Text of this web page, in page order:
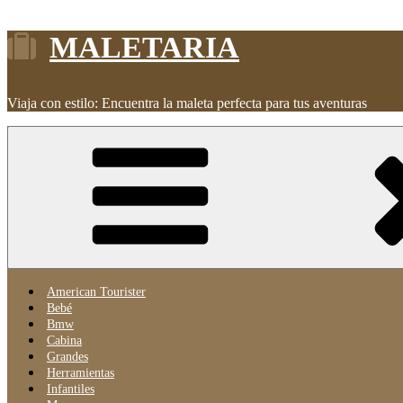
Saltar
MALETARIA
Viaja con estilo: Encuentra la maleta perfecta para tus aventuras
American Tourister
Bebé
Bmw
Cabina
Grandes
Herramientas
Infantiles